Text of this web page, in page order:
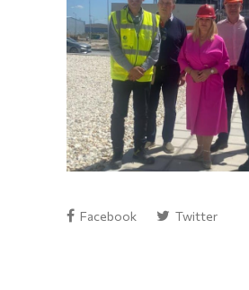
Facebook Twitter